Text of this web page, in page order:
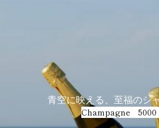
青空に映える、至福のシ
Champagne 5000